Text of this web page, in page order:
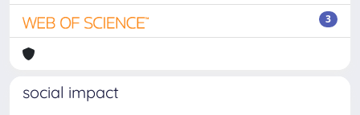
3
social impact